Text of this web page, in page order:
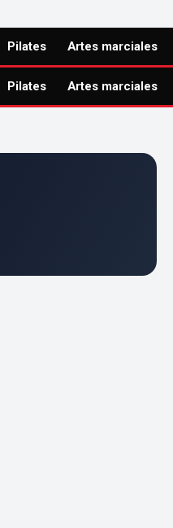
Pilates Artes marciales
Pilates Artes marciales